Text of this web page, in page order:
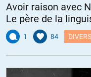
Avoir raison avec
Le père de la
1 84 DIVERS